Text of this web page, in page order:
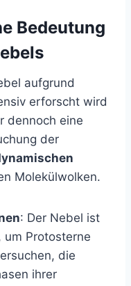
Bedeutung
aufgrund
erforscht wird
dennoch eine
der
Molekülwolken.
: Der Nebel ist
um Protosterne
die
ihrer